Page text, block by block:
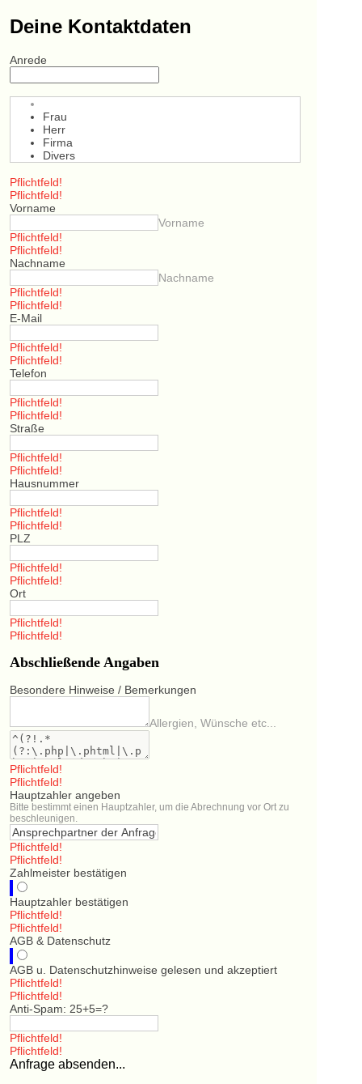
Deine Kontaktdaten
Anrede
Frau
Herr
Firma
Divers
Pflichtfeld!
Pflichtfeld!
Vorname
Vorname
Pflichtfeld!
Pflichtfeld!
Nachname
Nachname
Pflichtfeld!
Pflichtfeld!
E-Mail
Pflichtfeld!
Pflichtfeld!
Telefon
Pflichtfeld!
Pflichtfeld!
Straße
Pflichtfeld!
Pflichtfeld!
Hausnummer
Pflichtfeld!
Pflichtfeld!
PLZ
Pflichtfeld!
Pflichtfeld!
Ort
Pflichtfeld!
Pflichtfeld!
Abschließende Angaben
Besondere Hinweise / Bemerkungen
Allergien, Wünsche etc...
Pflichtfeld!
Pflichtfeld!
Hauptzahler angeben
Bitte bestimmt einen Hauptzahler, um die Abrechnung vor Ort zu
beschleunigen.
Pflichtfeld!
Pflichtfeld!
Zahlmeister bestätigen
Hauptzahler bestätigen
Pflichtfeld!
Pflichtfeld!
AGB & Datenschutz
AGB u. Datenschutzhinweise gelesen und akzeptiert
Pflichtfeld!
Pflichtfeld!
Anti-Spam: 25+5=?
Pflichtfeld!
Pflichtfeld!
Anfrage absenden...